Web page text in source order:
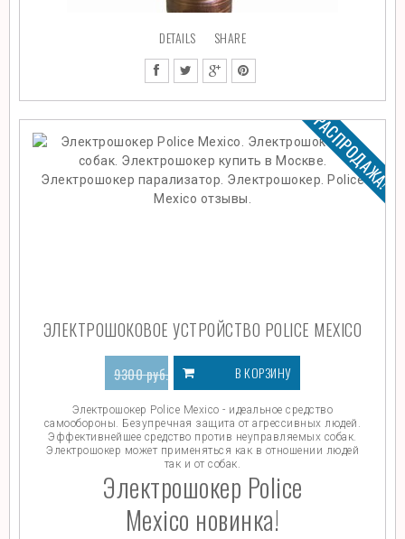
DETAILS SHARE
РАСПРОДАЖА!
ЭЛЕКТРОШОКОВОЕ УСТРОЙСТВО POLICE MEXICO
9300руб.
3999руб.
В КОРЗИНУ
Электрошокер Police Mexico - идеальное средство
самообороны. Безупречная защита от агрессивных людей.
Эффективнейшее средство против неуправляемых собак.
Электрошокер может применяться как в отношении людей
так и от собак.
Электрошокер Police
Mexico новинка!